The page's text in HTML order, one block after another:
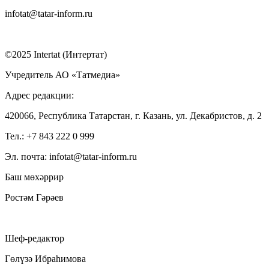
infotat@tatar-inform.ru
©2025 Intertat (Интертат)
Учредитель АО «Татмедиа»
Адрес редакции:
420066, Республика Татарстан, г. Казань, ул. Декабристов, д. 2
Тел.: +7 843 222 0 999
Эл. почта: infotat@tatar-inform.ru
Баш мөхәррир
Рөстәм Гәрәев
Шеф-редактор
Гөлүзә Ибраһимова